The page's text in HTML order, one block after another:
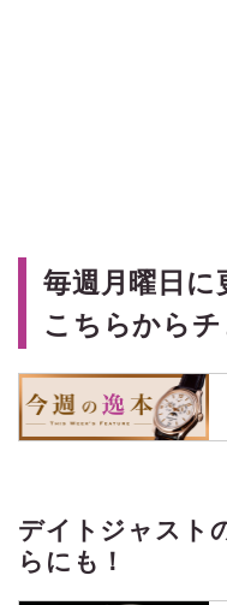
毎週月曜日に
こちらから
デイトジャスト
らにも！